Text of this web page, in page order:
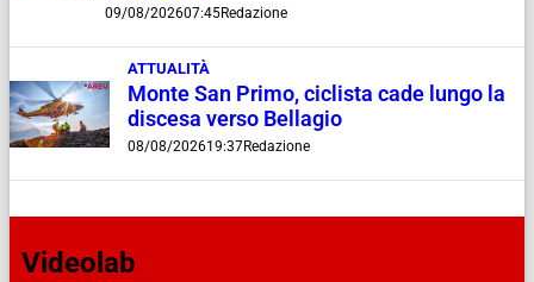
09/08/202607:45Redazione
ATTUALITÀ
Monte San Primo, ciclista cade lungo la
discesa verso Bellagio
08/08/202619:37Redazione
Videolab